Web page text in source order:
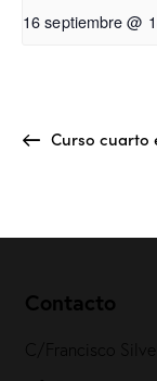
16 septiembre @
Curso cuarto
Contacto
C/Francisco